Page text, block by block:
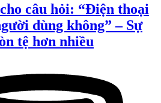
câu hỏi: “Điện thoại
dùng không” – Sự
tệ hơn nhiều